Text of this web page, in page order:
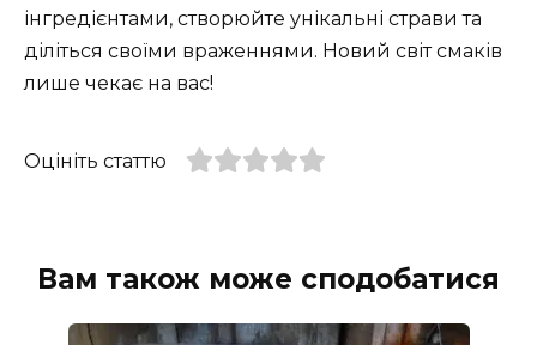
інгредієнтами, створюйте унікальні страви та
діліться своїми враженнями. Новий світ смаків
лише чекає на вас!
Оцініть статтю
Вам також може сподобатися